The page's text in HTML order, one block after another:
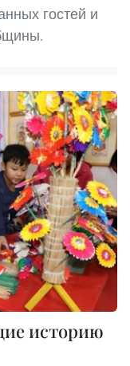
гостей и
историю